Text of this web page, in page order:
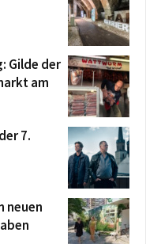
Gilde der
am
7.
neuen